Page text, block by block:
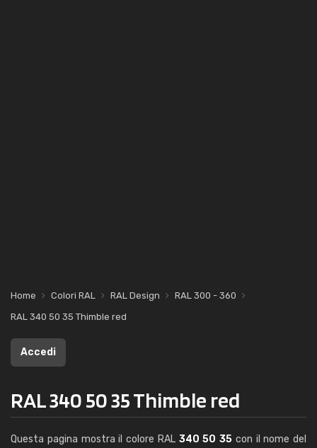
Home Colori RAL RAL Design
RAL 300 - 360
RAL 340 50 35 Thimble red
Accedi
RAL 340 50 35 Thimble red
Questa pagina mostra il colore RAL 340 50 35 con il nome del